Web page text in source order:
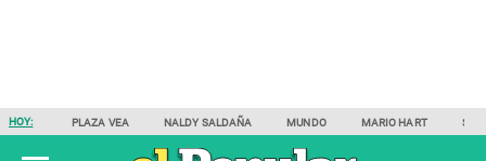
HOY: PLAZA VEA NALDY SALDAÑA MUNDO MARIO HART